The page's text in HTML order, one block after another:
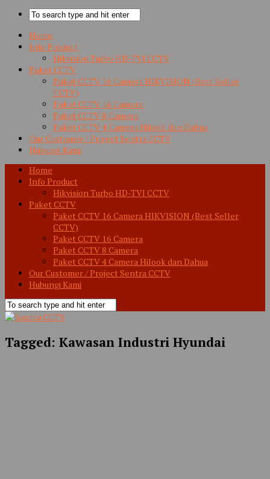
Home
Info Product
Hikvision Turbo HD-TVI CCTV
Paket CCTV
Paket CCTV 16 Camera HIKVISION (Best Seller
CCTV)
Paket CCTV 16 Camera
Paket CCTV 8 Camera
Paket CCTV 4 Camera Hilook dan Dahua
Our Customer / Project Sentra CCTV
Hubungi Kami
Home
Info Product
Hikvision Turbo HD-TVI CCTV
Paket CCTV
Paket CCTV 16 Camera HIKVISION (Best Seller
CCTV)
Paket CCTV 16 Camera
Paket CCTV 8 Camera
Paket CCTV 4 Camera Hilook dan Dahua
Our Customer / Project Sentra CCTV
Hubungi Kami
Tagged: Kawasan Industri Hyundai